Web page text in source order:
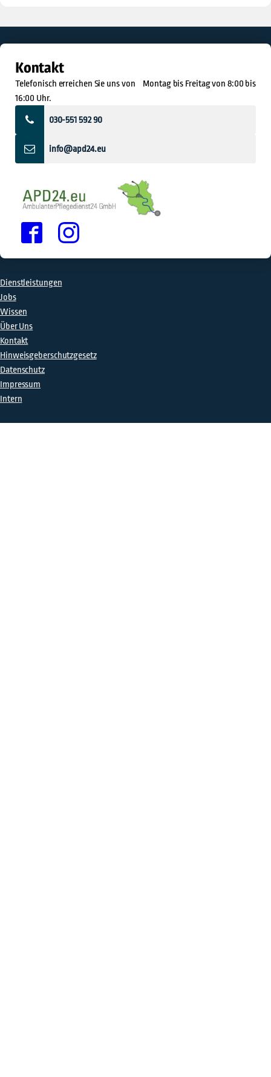
Kontakt
Telefonisch erreichen Sie uns von Montag bis Freitag von 8:00 bis
16:00 Uhr.
030-551 592 90
info@apd24.eu
Dienstleistungen
Jobs
Wissen
Über Uns
Kontakt
Hinweisgeberschutzgesetz
Datenschutz
Impressum
Intern